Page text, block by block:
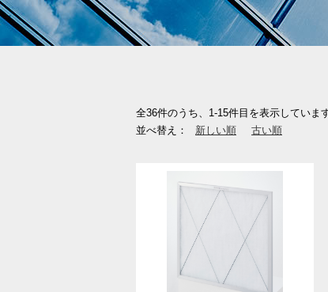
全36件のうち、1-15件目を表示しています
並べ替え：
新しい順 古い順